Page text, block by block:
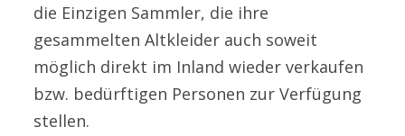
die Einzigen Sammler, die ihre
gesammelten Altkleider auch soweit
möglich direkt im Inland wieder verkaufen
bzw. bedürftigen Personen zur Verfügung
stellen.